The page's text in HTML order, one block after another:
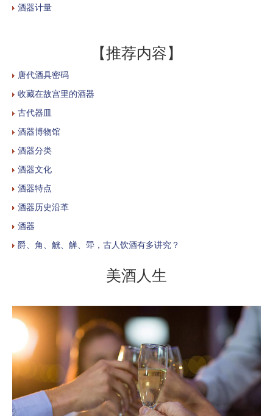
酒器计量
【推荐内容】
唐代酒具密码
收藏在故宫里的酒器
古代器皿
酒器博物馆
酒器分类
酒器文化
酒器特点
酒器历史沿革
酒器
爵、角、觥、觯、斝，古人饮酒有多讲究？
美酒人生